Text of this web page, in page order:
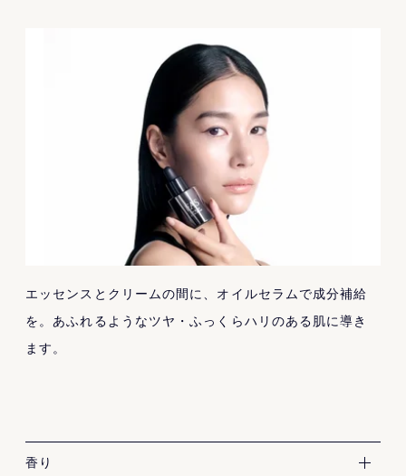
エッセンスとクリームの間に、オイルセラムで成分補給
を。あふれるようなツヤ・ふっくらハリのある肌に導き
ます。
香り
晴れた日の京の小道の香り